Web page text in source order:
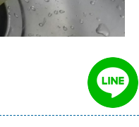
洗管路, 清管